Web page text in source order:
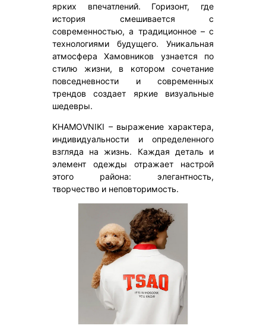
ярких впечатлений. Горизонт, где
история смешивается с
современностью, а традиционное – с
технологиями будущего. Уникальная
атмосфера Хамовников узнается по
стилю жизни, в котором сочетание
повседневности и современных
трендов создает яркие визуальные
шедевры.
KHAMOVNIKI – выражение характера,
индивидуальности и определенного
взгляда на жизнь. Каждая деталь и
элемент одежды отражает настрой
этого района: элегантность,
творчество и неповторимость.